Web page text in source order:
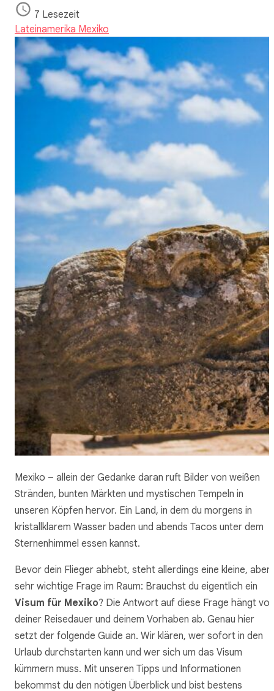
7 Lesezeit
Lateinamerika Mexiko
Mexiko – allein der Gedanke daran ruft Bilder von weißen
Stränden, bunten Märkten und mystischen Tempeln in
unseren Köpfen hervor. Ein Land, in dem du morgens in
kristallklarem Wasser baden und abends Tacos unter dem
Sternenhimmel essen kannst.
Bevor dein Flieger abhebt, steht allerdings eine kleine, aber
sehr wichtige Frage im Raum: Brauchst du eigentlich ein
Visum für Mexiko? Die Antwort auf diese Frage hängt von
deiner Reisedauer und deinem Vorhaben ab. Genau hier
setzt der folgende Guide an. Wir klären, wer sofort in den
Urlaub durchstarten kann und wer sich um das Visum
kümmern muss. Mit unseren Tipps und Informationen
bekommst du den nötigen Überblick und bist bestens